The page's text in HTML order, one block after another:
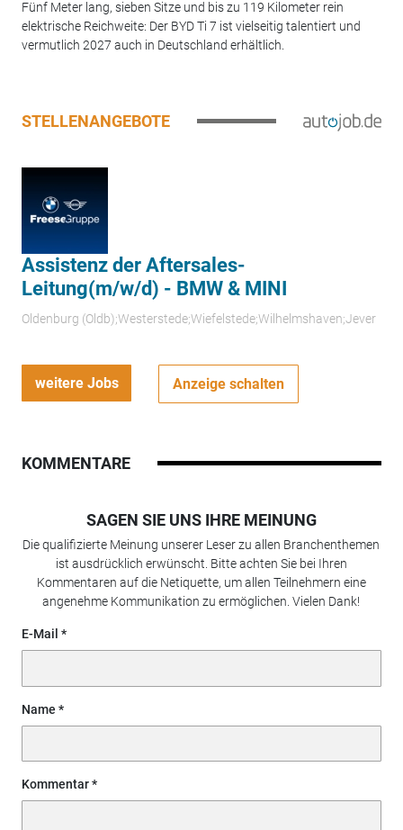
Fünf Meter lang, sieben Sitze und bis zu 119 Kilometer rein
elektrische Reichweite: Der BYD Ti 7 ist vielseitig talentiert und
vermutlich 2027 auch in Deutschland erhältlich.
STELLENANGEBOTE
Assistenz der Aftersales-
Leitung(m/w/d) - BMW & MINI
Oldenburg (Oldb);Westerstede;Wiefelstede;Wilhelmshaven;Jever
weitere Jobs Anzeige schalten
KOMMENTARE
SAGEN SIE UNS IHRE MEINUNG
Die qualifizierte Meinung unserer Leser zu allen Branchenthemen
ist ausdrücklich erwünscht. Bitte achten Sie bei Ihren
Kommentaren auf die Netiquette, um allen Teilnehmern eine
angenehme Kommunikation zu ermöglichen. Vielen Dank!
E-Mail
Name
Kommentar